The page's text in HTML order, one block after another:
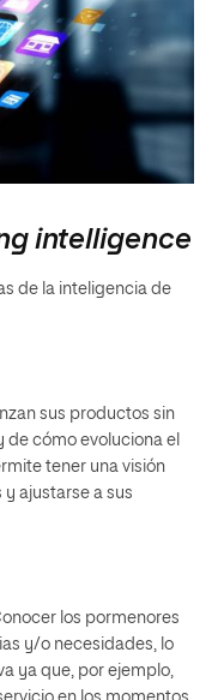
intelligence
de la inteligencia de
sus productos sin
de cómo evoluciona el
tener una visión
ajustarse a sus
los pormenores
y/o necesidades, lo
ya que, por ejemplo,